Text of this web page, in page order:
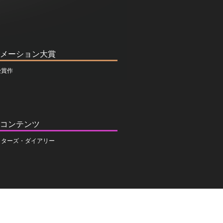
ーション大賞
作
ンテンツ
ーズ・ダイアリー